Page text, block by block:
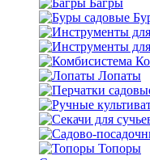
Багры
Лопаты
Топоры